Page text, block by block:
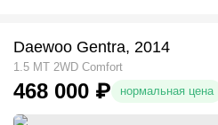
Daewoo Gentra, 2014
1.5 MT 2WD Comfort
468 000 ₽ нормальная цена